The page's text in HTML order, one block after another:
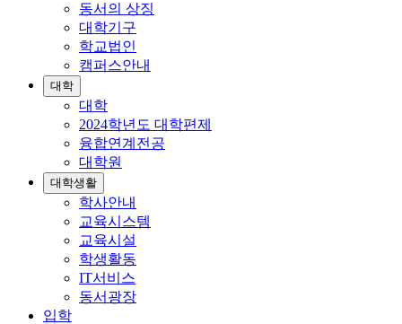
동서의 상징
대학기구
학교법인
캠퍼스안내
대학
대학
2024학년도 대학편제
융합연계전공
대학원
대학생활
학사안내
교육시스템
교육시설
학생활동
IT서비스
동서광장
입학